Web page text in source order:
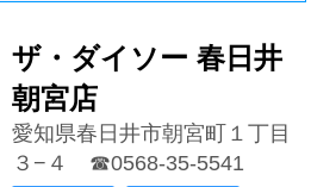
ザ・ダイソー 春日井
朝宮店
愛知県春日井市朝宮町１丁目
３−４ ☎0568-35-5541